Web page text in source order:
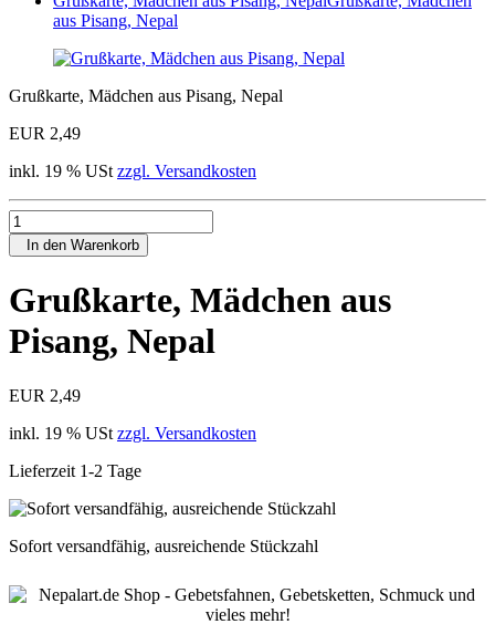
aus Pisang, Nepal
Grußkarte, Mädchen aus Pisang, Nepal
EUR 2,49
inkl. 19 % USt zzgl. Versandkosten
In den Warenkorb
Grußkarte, Mädchen aus
Pisang, Nepal
EUR 2,49
inkl. 19 % USt zzgl. Versandkosten
Lieferzeit 1-2 Tage
Sofort versandfähig, ausreichende Stückzahl